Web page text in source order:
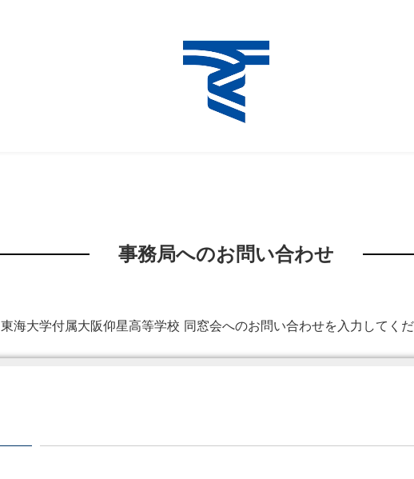
事務局へのお問い合わせ
東海大学付属大阪仰星高等学校 同窓会へのお問い合わせを入力してくだ